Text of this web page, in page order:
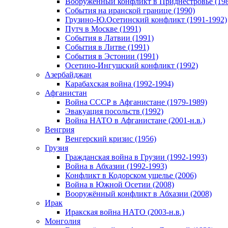
События на иранской границе (1990)
Грузино-Ю.Осетинский конфликт (1991-1992)
Путч в Москве (1991)
События в Латвии (1991)
События в Литве (1991)
События в Эстонии (1991)
Осетино-Ингушский конфликт (1992)
Азербайджан
Карабахская война (1992-1994)
Афганистан
Война СССР в Афганистане (1979-1989)
Эвакуация посольств (1992)
Война НАТО в Афганистане (2001-н.в.)
Венгрия
Венгерский кризис (1956)
Грузия
Гражданская война в Грузии (1992-1993)
Война в Абхазии (1992-1993)
Конфликт в Кодорском ущелье (2006)
Война в Южной Осетии (2008)
Вооружённый конфликт в Абхазии (2008)
Ирак
Иракская война НАТО (2003-н.в.)
Монголия